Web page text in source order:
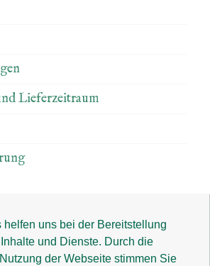
helfen uns bei der Bereitstellung
und Dienste. Durch die
der Webseite stimmen Sie
Lieferzeitraum